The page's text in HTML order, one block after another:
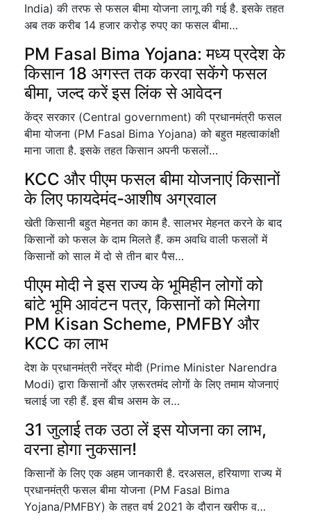
India) की तरफ से फसल बीमा योजना लागू की गई है. इसके तहत
अब तक करीब 14 हजार करोड़ रुपए का फसल बीमा…
PM Fasal Bima Yojana: मध्य प्रदेश के
किसान 18 अगस्त तक करवा सकेंगे फसल
बीमा, जल्द करें इस लिंक से आवेदन
केंद्र सरकार (Central government) की प्रधानमंत्री फसल
बीमा योजना (PM Fasal Bima Yojana) को बहुत महत्वाकांक्षी
माना जाता है. इसके तहत किसान अपनी फसलों…
KCC और पीएम फसल बीमा योजनाएं किसानों
के लिए फायदेमंद-आशीष अग्रवाल
खेती किसानी बहुत मेहनत का काम है. सालभर मेहनत करने के बाद
किसानों को फसल के दाम मिलते हैं. कम अवधि वाली फसलों में
किसानों को साल में दो से तीन बार पैस…
पीएम मोदी ने इस राज्य के भूमिहीन लोगों को
बांटे भूमि आवंटन पत्र, किसानों को मिलेगा
PM Kisan Scheme, PMFBY और
KCC का लाभ
देश के प्रधानमंत्री नरेंद्र मोदी (Prime Minister Narendra
Modi) द्वारा किसानों और ज़रूरतमंद लोगों के लिए तमाम योजनाएं
चलाई जा रही हैं. इस बीच असम के ल…
31 जुलाई तक उठा लें इस योजना का लाभ,
वरना होगा नुकसान!
किसानों के लिए एक अहम जानकारी है. दरअसल, हरियाणा राज्य में
प्रधानमंत्री फसल बीमा योजना (PM Fasal Bima
Yojana/PMFBY) के तहत वर्ष 2021 के दौरान खरीफ व…